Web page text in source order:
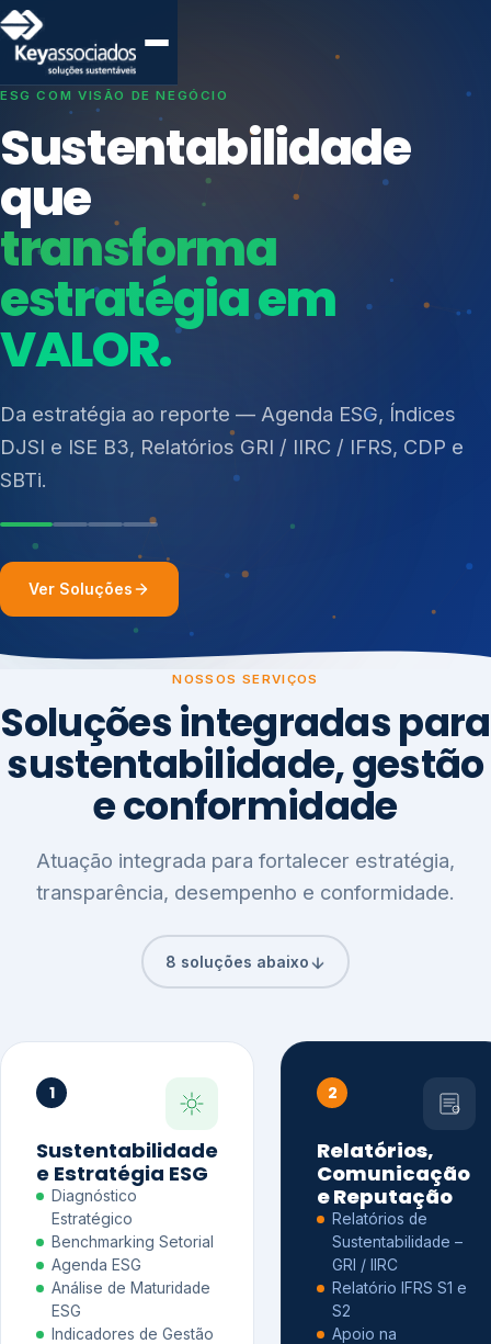
SISTEMAS DE GESTÃO OTIMIZADOS E INTEGRADOS
Conformidade que
protege seu
negócio.
Consultoria, auditoria e treinamentos em ISO 27001,
ISO 27701, ISO 42001, ISO 37001, ISO 9001, ISO
resíduos sólidos (PGRS/PMGRS).
Índices de Mercado
Mudanças Climáticas
Reputação e Cadeia
Reporte Regulatório
Ver Soluções
NOSSOS SERVIÇOS
Soluções integradas para
sustentabilidade, gestão
e conformidade
Atuação integrada para fortalecer estratégia,
transparência, desempenho e conformidade.
8 soluções abaixo
1
Sustentabilidade
e Estratégia ESG
Diagnóstico
Estratégico
Benchmarking Setorial
Agenda ESG
Análise de Maturidade
ESG
Indicadores de Gestão
2
Relatórios,
Comunicação
e Reputação
Relatórios de
Sustentabilidade –
GRI / IIRC
Relatório IFRS S1 e
S2
Apoio na